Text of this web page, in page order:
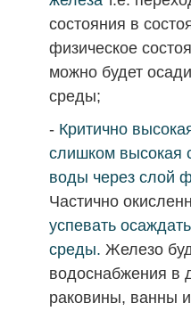
состояния в
физическое
можно будет
среды;
- Критично
слишком высокая
воды через слой
Частично
успевать
среды. Железо
водоснабжения в
раковины, ванны